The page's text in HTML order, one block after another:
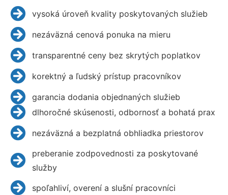
vysoká úroveň kvality poskytovaných služieb
nezáväzná cenová ponuka na mieru
transparentné ceny bez skrytých poplatkov
korektný a ľudský prístup pracovníkov
garancia dodania objednaných služieb
dlhoročné skúsenosti, odbornosť a bohatá prax
nezáväzná a bezplatná obhliadka priestorov
preberanie zodpovednosti za poskytované
služby
spoľahliví, overení a slušní pracovníci